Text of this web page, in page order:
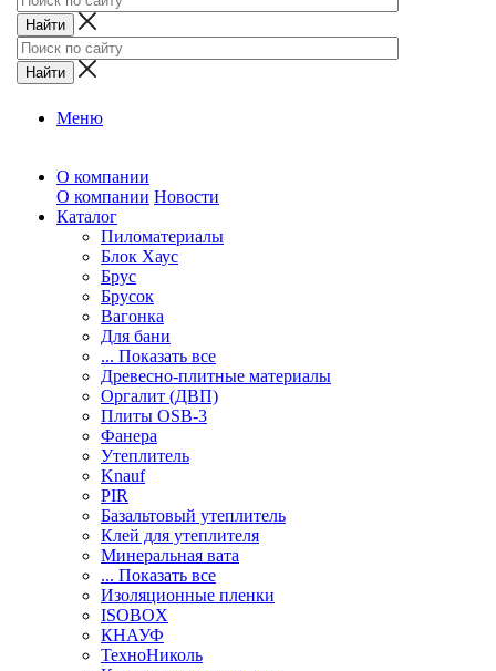
Меню
О компании
О компании Новости
Каталог
Пиломатериалы
Блок Хаус
Брус
Брусок
Вагонка
Для бани
... Показать все
Древесно-плитные материалы
Оргалит (ДВП)
Плиты OSB-3
Фанера
Утеплитель
Knauf
PIR
Базальтовый утеплитель
Клей для утеплителя
Минеральная вата
... Показать все
Изоляционные пленки
ISOBOX
КНАУФ
ТехноНиколь